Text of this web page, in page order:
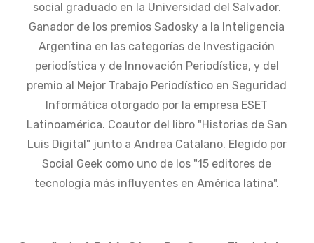
social graduado en la Universidad del Salvador.
Ganador de los premios Sadosky a la Inteligencia
Argentina en las categorías de Investigación
periodística y de Innovación Periodística, y del
premio al Mejor Trabajo Periodístico en Seguridad
Informática otorgado por la empresa ESET
Latinoamérica. Coautor del libro "Historias de San
Luis Digital" junto a Andrea Catalano. Elegido por
Social Geek como uno de los "15 editores de
tecnología más influyentes en América latina".